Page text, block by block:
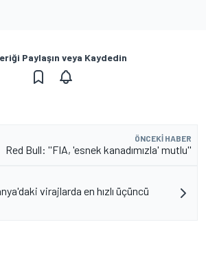
Paylaşın veya Kaydedin
ÖNCEKI HABER
Red Bull: ''FIA, 'esnek kanadımızla' mutlu''
virajlarda en hızlı üçüncü